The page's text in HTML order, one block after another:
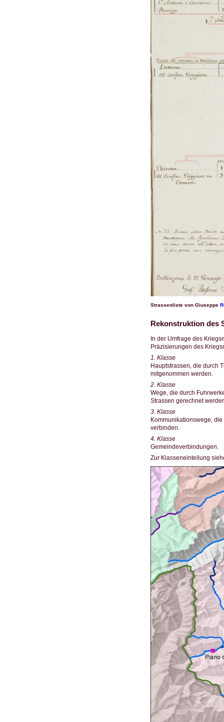
Strassenliste von Giuseppe
Rekonstruktion des
In der Umfrage des
Präzisierungen des
1. Klasse
Hauptstrassen, die durch
mitgenommen werden.
2. Klasse
Wege, die durch
Strassen gerechnet
3. Klasse
Kommunikationswege,
verbinden.
4. Klasse
Gemeindeverbindungen.
Zur Klasseneinteilung